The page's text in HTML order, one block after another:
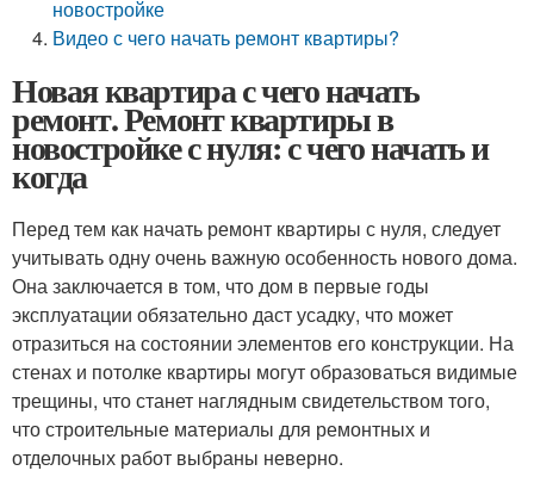
новостройке
Видео с чего начать ремонт квартиры?
Новая квартира с чего начать
ремонт. Ремонт квартиры в
новостройке с нуля: с чего начать и
когда
Перед тем как начать ремонт квартиры с нуля, следует
учитывать одну очень важную особенность нового дома.
Она заключается в том, что дом в первые годы
эксплуатации обязательно даст усадку, что может
отразиться на состоянии элементов его конструкции. На
стенах и потолке квартиры могут образоваться видимые
трещины, что станет наглядным свидетельством того,
что строительные материалы для ремонтных и
отделочных работ выбраны неверно.